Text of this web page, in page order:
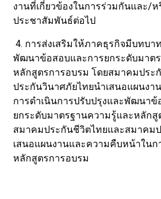
งานที่เกี่ยวข้องในการร่วมกันและ/
ประชาสัมพันธ์ต่อไป
4. การส่งเสริมให้ภาคธุรกิจมีบทบา
พัฒนาข้อสอบและการยกระดับมาต
หลักสูตรการอบรม โดยสมาคมประ
ประกันวินาศภัยไทยนำเสนอแผนง
การดำเนินการปรับปรุงและพัฒนาข้
ยกระดับมาตรฐานความรู้และหลักสู
สมาคมประกันชีวิตไทยและสมาคม
เสนอแผนงานและความคืบหน้าใน
หลักสูตรการอบรม